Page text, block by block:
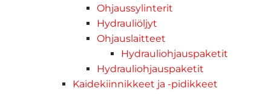
Ohjaussylinterit
Hydrauliöljyt
Ohjauslaitteet
Hydrauliohjauspaketit
Hydrauliohjauspaketit
Kaidekiinnikkeet ja -pidikkeet